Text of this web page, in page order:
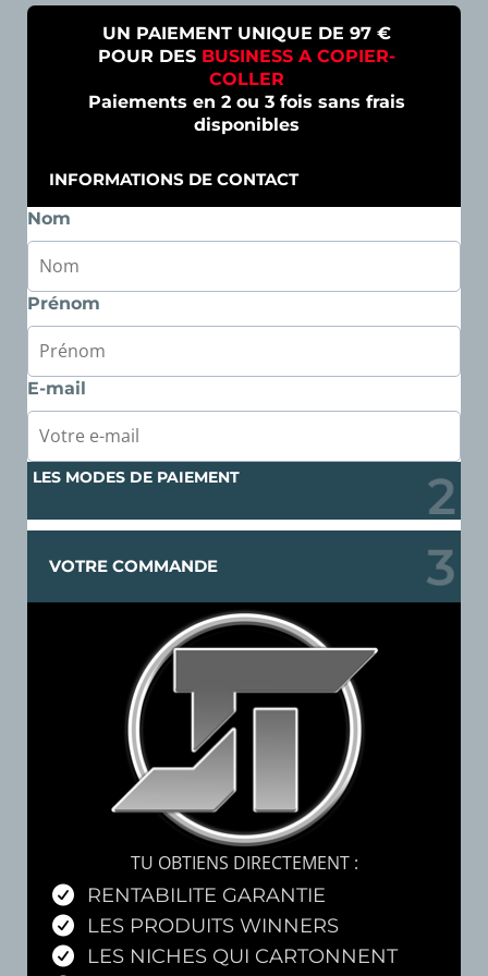
UN PAIEMENT UNIQUE DE 97 €
POUR DES BUSINESS A COPIER-
COLLER
Paiements en 2 ou 3 fois sans frais
disponibles
INFORMATIONS DE CONTACT
Nom
Prénom
E-mail
LES MODES DE PAIEMENT
VOTRE COMMANDE
TU OBTIENS DIRECTEMENT :
RENTABILITE GARANTIE
LES PRODUITS WINNERS
LES NICHES QUI CARTONNENT